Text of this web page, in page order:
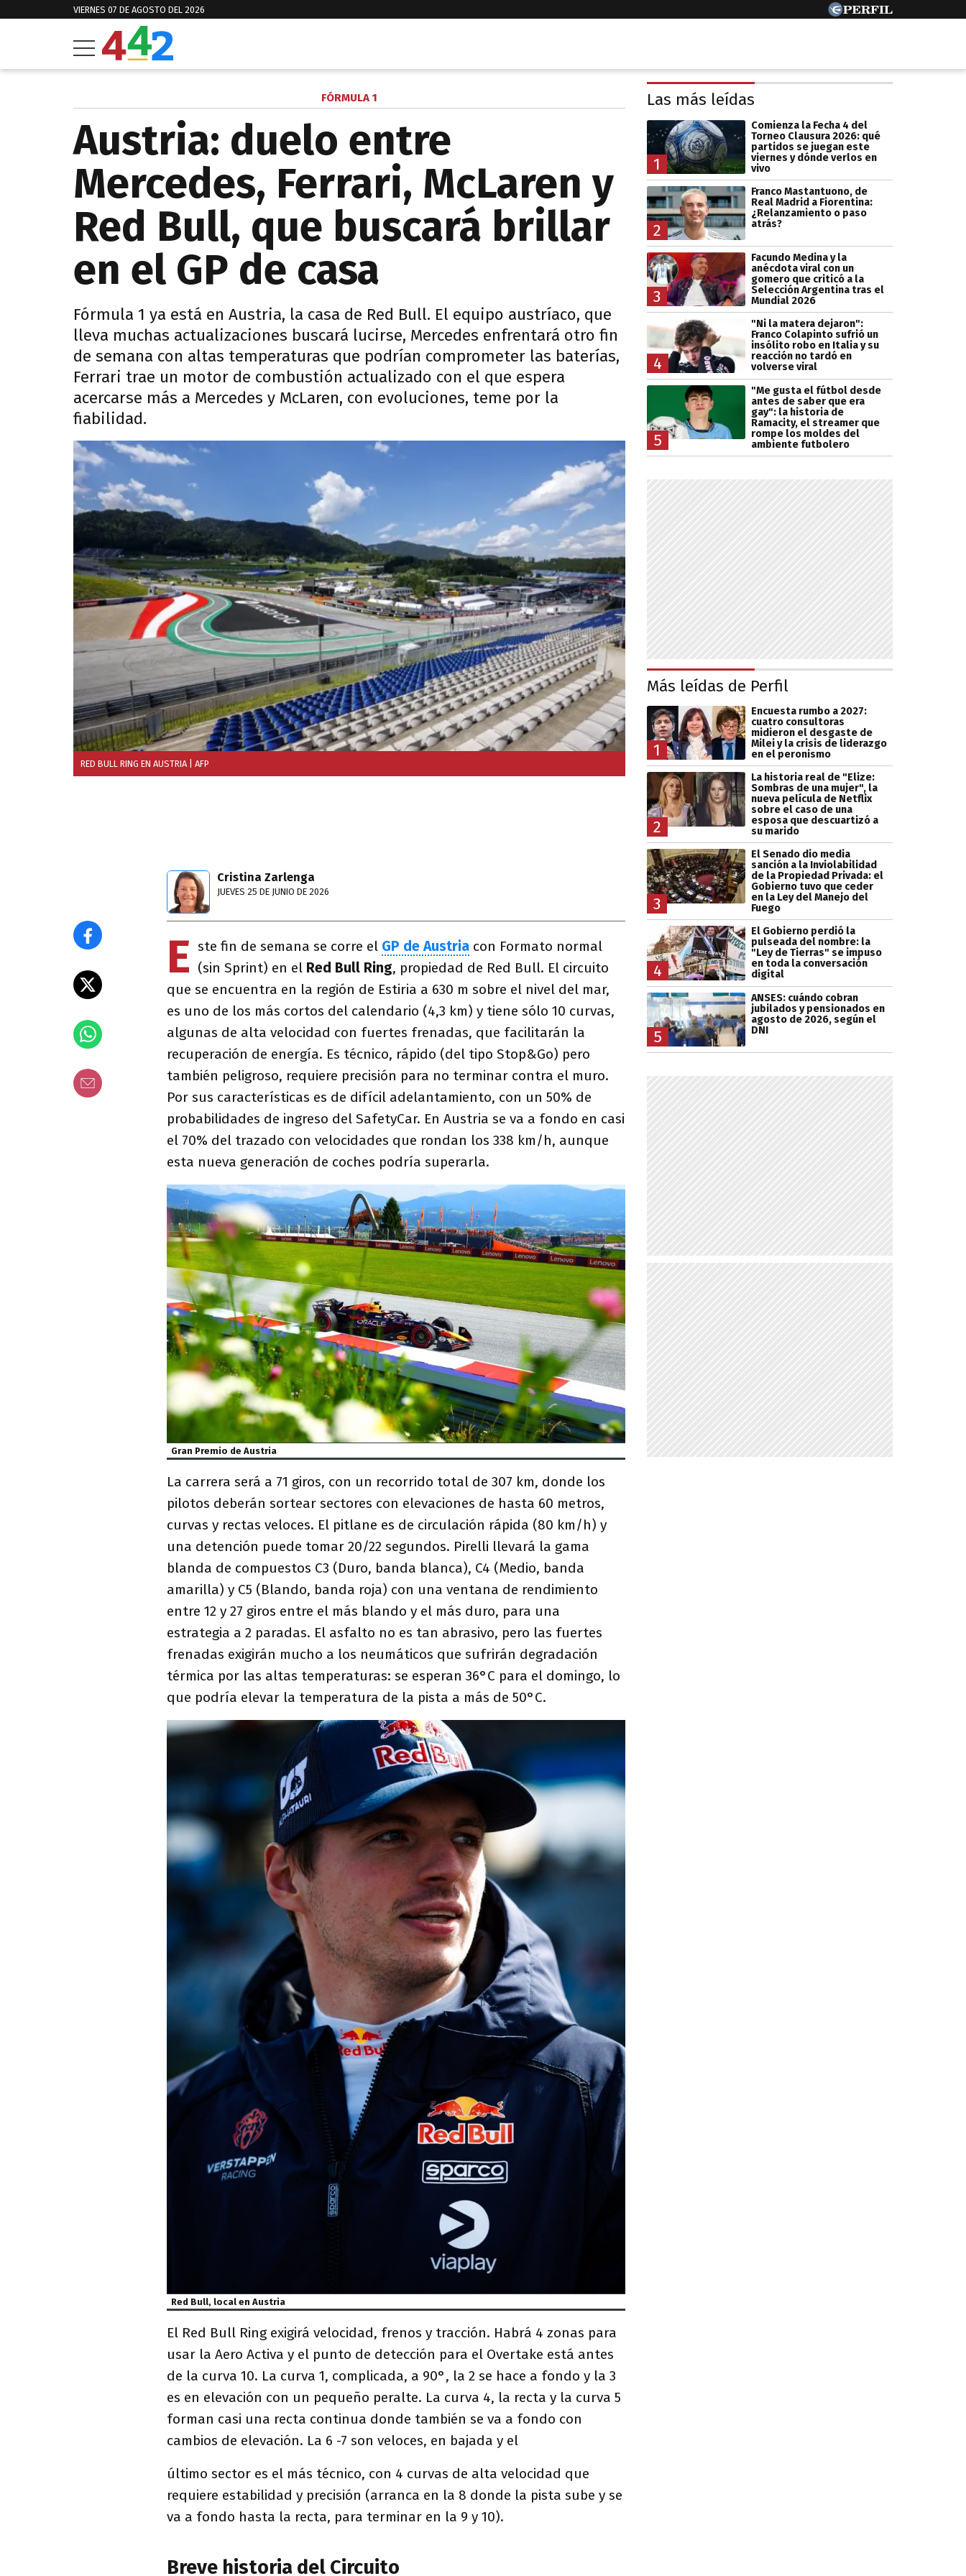
VIERNES 07 DE AGOSTO DEL 2026
FÓRMULA 1
Austria: duelo entre
Mercedes, Ferrari, McLaren y
Red Bull, que buscará brillar
en el GP de casa
Fórmula 1 ya está en Austria, la casa de Red Bull. El equipo austríaco, que
lleva muchas actualizaciones buscará lucirse, Mercedes enfrentará otro fin
de semana con altas temperaturas que podrían comprometer las baterías,
Ferrari trae un motor de combustión actualizado con el que espera
acercarse más a Mercedes y McLaren, con evoluciones, teme por la
fiabilidad.
RED BULL RING EN AUSTRIA | AFP
Cristina Zarlenga
JUEVES 25 DE JUNIO DE 2026
E ste fin de semana se corre el GP de Austria con Formato normal
(sin Sprint) en el Red Bull Ring, propiedad de Red Bull. El circuito
que se encuentra en la región de Estiria a 630 m sobre el nivel del mar,
es uno de los más cortos del calendario (4,3 km) y tiene sólo 10 curvas,
algunas de alta velocidad con fuertes frenadas, que facilitarán la
recuperación de energía. Es técnico, rápido (del tipo Stop&Go) pero
también peligroso, requiere precisión para no terminar contra el muro.
Por sus características es de difícil adelantamiento, con un 50% de
probabilidades de ingreso del SafetyCar. En Austria se va a fondo en casi
el 70% del trazado con velocidades que rondan los 338 km/h, aunque
esta nueva generación de coches podría superarla.
Gran Premio de Austria
La carrera será a 71 giros, con un recorrido total de 307 km, donde los
pilotos deberán sortear sectores con elevaciones de hasta 60 metros,
curvas y rectas veloces. El pitlane es de circulación rápida (80 km/h) y
una detención puede tomar 20/22 segundos. Pirelli llevará la gama
blanda de compuestos C3 (Duro, banda blanca), C4 (Medio, banda
amarilla) y C5 (Blando, banda roja) con una ventana de rendimiento
entre 12 y 27 giros entre el más blando y el más duro, para una
estrategia a 2 paradas. El asfalto no es tan abrasivo, pero las fuertes
frenadas exigirán mucho a los neumáticos que sufrirán degradación
térmica por las altas temperaturas: se esperan 36°C para el domingo, lo
que podría elevar la temperatura de la pista a más de 50°C.
Red Bull, local en Austria
El Red Bull Ring exigirá velocidad, frenos y tracción. Habrá 4 zonas para
usar la Aero Activa y el punto de detección para el Overtake está antes
de la curva 10. La curva 1, complicada, a 90°, la 2 se hace a fondo y la 3
es en elevación con un pequeño peralte. La curva 4, la recta y la curva 5
forman casi una recta continua donde también se va a fondo con
cambios de elevación. La 6 -7 son veloces, en bajada y el
último sector es el más técnico, con 4 curvas de alta velocidad que
requiere estabilidad y precisión (arranca en la 8 donde la pista sube y se
va a fondo hasta la recta, para terminar en la 9 y 10).
Breve historia del Circuito
Las más leídas
1
Comienza la Fecha 4 del
Torneo Clausura 2026: qué
partidos se juegan este
viernes y dónde verlos en
vivo
2
Franco Mastantuono, de
Real Madrid a Fiorentina:
¿Relanzamiento o paso
atrás?
3
Facundo Medina y la
anécdota viral con un
gomero que criticó a la
Selección Argentina tras el
Mundial 2026
4
"Ni la matera dejaron":
Franco Colapinto sufrió un
insólito robo en Italia y su
reacción no tardó en
volverse viral
5
"Me gusta el fútbol desde
antes de saber que era
gay": la historia de
Ramacity, el streamer que
rompe los moldes del
ambiente futbolero
Más leídas de Perfil
1
Encuesta rumbo a 2027:
cuatro consultoras
midieron el desgaste de
Milei y la crisis de liderazgo
en el peronismo
2
La historia real de "Elize:
Sombras de una mujer", la
nueva película de Netflix
sobre el caso de una
esposa que descuartizó a
su marido
3
El Senado dio media
sanción a la Inviolabilidad
de la Propiedad Privada: el
Gobierno tuvo que ceder
en la Ley del Manejo del
Fuego
4
El Gobierno perdió la
pulseada del nombre: la
"Ley de Tierras" se impuso
en toda la conversación
digital
5
ANSES: cuándo cobran
jubilados y pensionados en
agosto de 2026, según el
DNI